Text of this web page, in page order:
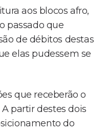
aos blocos afro,
passado que
de débitos destas
elas pudessem se
que receberão o
partir destes dois
do